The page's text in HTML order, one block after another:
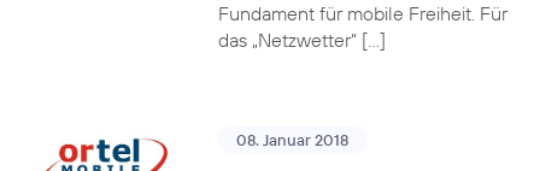
Fundament für mobile Freiheit. Für
das „Netzwetter“ […]
08. Januar 2018